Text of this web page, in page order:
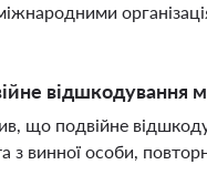
відшкодування
що подвійне
з винної особи,